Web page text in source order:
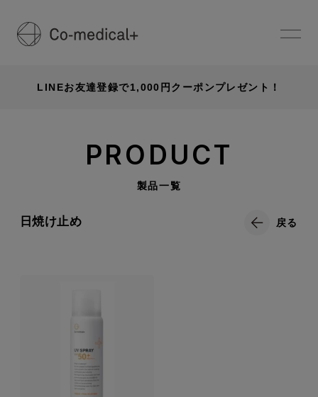
LINEお友達登録で1,000円クーポンプレゼント！
PRODUCT
製品一覧
戻る
日焼け止め